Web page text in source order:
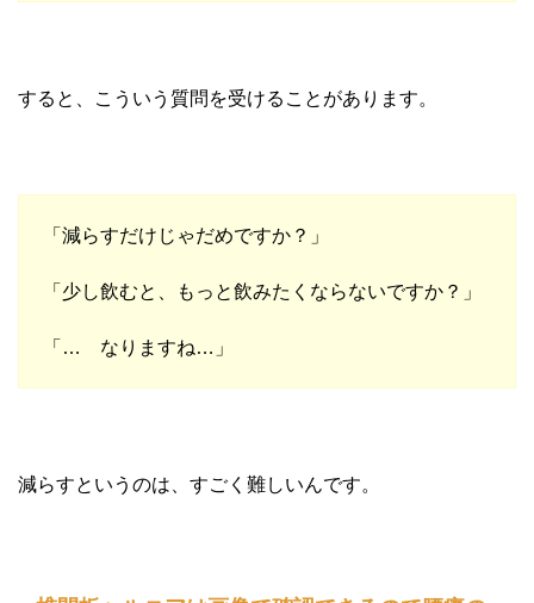
すると、こういう質問を受けることがあります。
「減らすだけじゃだめですか？」
「少し飲むと、もっと飲みたくならないですか？」
「… なりますね…」
減らすというのは、すごく難しいんです。